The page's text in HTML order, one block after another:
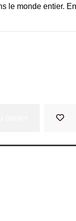
le monde entier.